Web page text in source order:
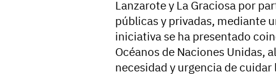
Lanzarote y La Graciosa por
públicas y privadas, mediante
iniciativa se ha presentado
Océanos de Naciones Unidas,
necesidad y urgencia de